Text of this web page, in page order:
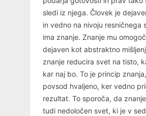
sledi iz njega. Človek je
in vedno na nivoju resničnega
ima znanje. Znanje mu
dejaven kot abstraktno
znanje reducira svet na tisto,
kar naj bo. To je princip
povsod hvaljeno, ker vedno
rezultat. To sporoča, da
tudi nedoločen svet, ki je v